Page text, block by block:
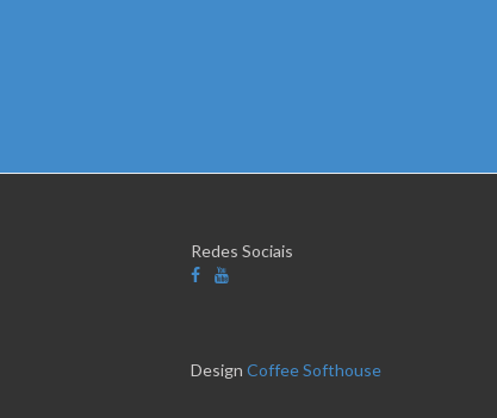
Redes Sociais
Design Coffee Softhouse